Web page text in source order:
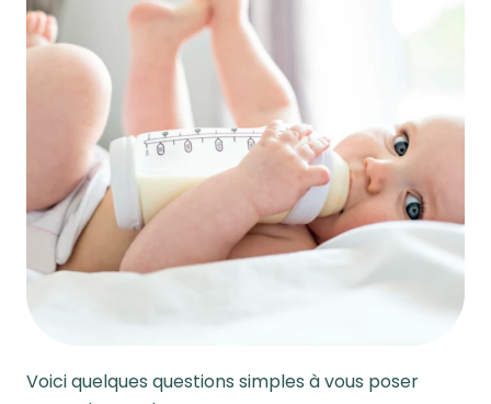
Voici quelques questions simples à vous poser